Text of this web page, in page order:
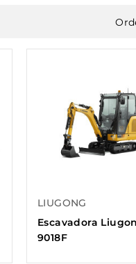
LIUGONG
Escavadora
9018F